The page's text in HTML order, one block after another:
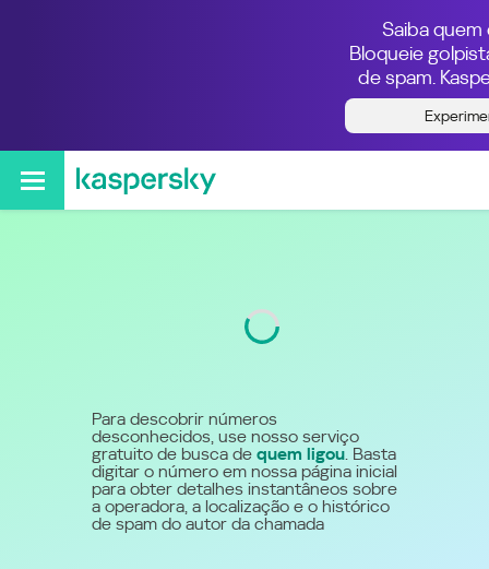
Saiba quem
Bloqueie
de spam.
Quem ligou do número
5530038161
Para descobrir números
desconhecidos, use nosso serviço
gratuito de busca de quem ligou. Basta
digitar o número em nossa página inicial
para obter detalhes instantâneos sobre
a operadora, a localização e o histórico
de spam do autor da chamada